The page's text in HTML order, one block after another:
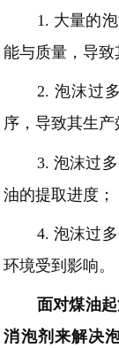
1. 大量的
能与质量，导致
2. 泡沫过
序，导致其生产
3.泡沫过
油的提取进度；
4.泡沫过
环境受到影响。
面对煤油
消泡剂来解决